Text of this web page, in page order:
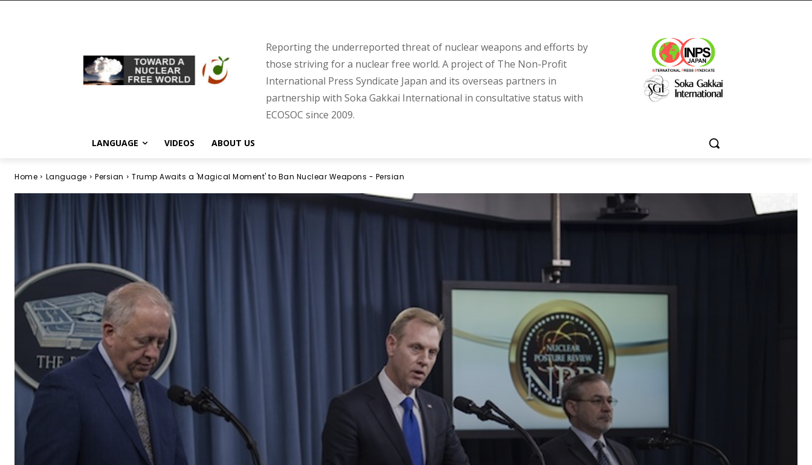
Reporting the underreported threat of nuclear weapons and efforts by
those striving for a nuclear free world. A project of The Non-Profit
International Press Syndicate Japan and its overseas partners in
partnership with Soka Gakkai International in consultative status with
ECOSOC since 2009.
LANGUAGE VIDEOS ABOUT US
Home Language Persian Trump Awaits a 'Magical Moment' to Ban Nuclear Weapons - Persian